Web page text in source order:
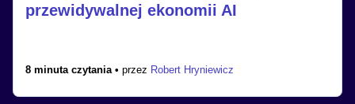
przewidywalnej ekonomii AI
8 minuta czytania • przez Robert Hryniewicz